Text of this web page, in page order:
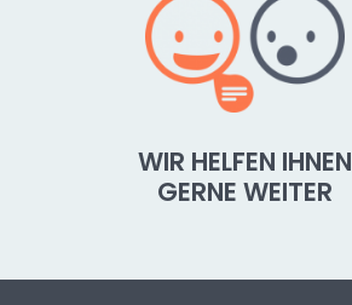
WIR HELFEN IHNEN
GERNE WEITER